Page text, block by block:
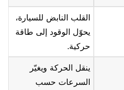
القلب النابض للسيارة،
يحوّل الوقود إلى طاقة
حركية.
ينقل الحركة ويغيّر
السرعات حسب